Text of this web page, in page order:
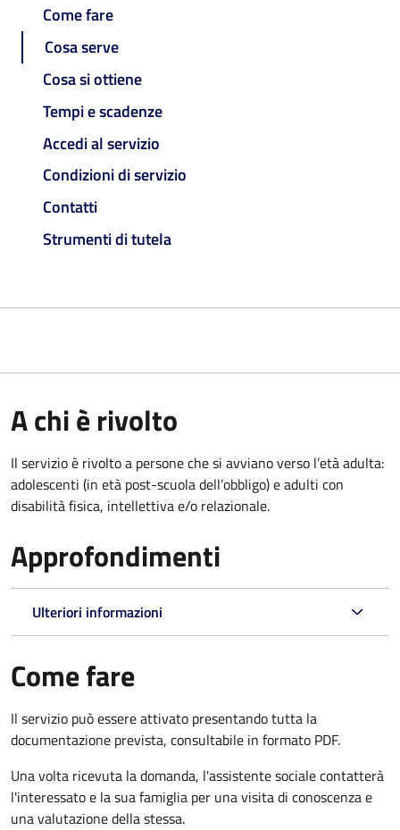
Come fare
Cosa serve
Cosa si ottiene
Tempi e scadenze
Accedi al servizio
Condizioni di servizio
Contatti
Strumenti di tutela
A chi è rivolto
Il servizio è rivoltoa persone che si avviano verso l’età adulta:
adolescenti (in età post-scuola dell’obbligo) e adulti con
disabilità fisica, intellettiva e/o relazionale.
Approfondimenti
Ulteriori informazioni
Come fare
Il servizio può essere attivato presentando tutta la
documentazione prevista, consultabile in formato PDF.
Una volta ricevuta la domanda, l'assistente sociale contatterà
l'interessato e la sua famiglia per una visita di conoscenza e
una valutazione della stessa.